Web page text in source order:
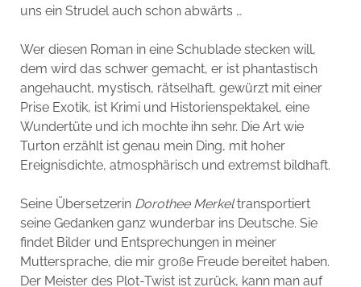
uns ein Strudel auch schon abwärts …
Wer diesen Roman in eine Schublade stecken will,
dem wird das schwer gemacht, er ist phantastisch
angehaucht, mystisch, rätselhaft, gewürzt mit einer
Prise Exotik, ist Krimi und Historienspektakel, eine
Wundertüte und ich mochte ihn sehr. Die Art wie
Turton erzählt ist genau mein Ding, mit hoher
Ereignisdichte, atmosphärisch und extremst bildhaft.
Seine Übersetzerin Dorothee Merkeltransportiert
seine Gedanken ganz wunderbar ins Deutsche. Sie
findet Bilder und Entsprechungen in meiner
Muttersprache, die mir große Freude bereitet haben.
Der Meister des Plot-Twist ist zurück, kann man auf